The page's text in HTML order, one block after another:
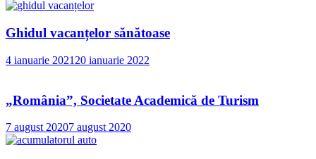
Ghidul vacanțelor sănătoase
4 ianuarie 2021 20 ianuarie 2022
„România”, Societate Academică de Turism
7 august 20207 august 2020